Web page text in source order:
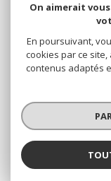
©
Nos
On aimerait
En poursuivant,
cookies par ce
contenus adaptés